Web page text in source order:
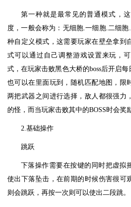
第一种就是最常见的普通模式，
度，一般会称为：无细胞.一细胞.二细
种自定义模式，这需要玩家在壁垒拿到
式可以通过自己调整游戏设置来玩，
式，在玩家击败黑色大桥的boss后开启
也可以在里面玩到，随机匹配地图，限
两把武器之间进行选择，敌人都很强力
的怪，而当玩家击败其中的BOSS时会奖
2.基础操作
跳跃
下落操作需要在按键的同时把虚拟
使出下落坠击，在前期的时候伤害很可
则会跳跃，再按一次则可以使出二段跳。